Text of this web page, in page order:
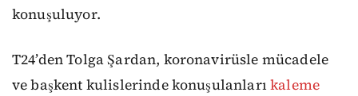
konuşuluyor.
T24’den Tolga Şardan, koronavirüsle mücadele
ve başkent kulislerinde konuşulanlarıkaleme